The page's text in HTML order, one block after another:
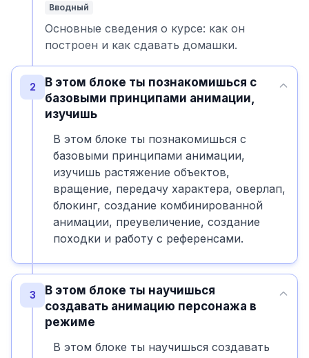
Вводный
Основные сведения о курсе: как он
построен и как сдавать домашки.
2
В этом блоке ты познакомишься с
базовыми принципами анимации,
изучишь
В этом блоке ты познакомишься с
базовыми принципами анимации,
изучишь растяжение объектов,
вращение, передачу характера, оверлап,
блокинг, создание комбинированной
анимации, преувеличение, создание
походки и работу с референсами.
3
В этом блоке ты научишься
создавать анимацию персонажа в
режиме
В этом блоке ты научишься создавать